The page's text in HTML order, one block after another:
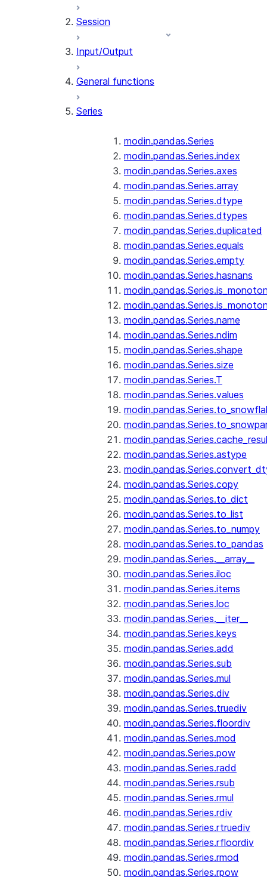
Session
Input/Output
General functions
Series
modin.pandas.Series
modin.pandas.Series.index
modin.pandas.Series.axes
modin.pandas.Series.array
modin.pandas.Series.dtype
modin.pandas.Series.dtypes
modin.pandas.Series.duplicated
modin.pandas.Series.equals
modin.pandas.Series.empty
modin.pandas.Series.hasnans
modin.pandas.Series.name
modin.pandas.Series.ndim
modin.pandas.Series.shape
modin.pandas.Series.size
modin.pandas.Series.T
modin.pandas.Series.values
modin.pandas.Series.astype
modin.pandas.Series.copy
modin.pandas.Series.to_dict
modin.pandas.Series.to_list
modin.pandas.Series.to_numpy
modin.pandas.Series.to_pandas
modin.pandas.Series.__array__
modin.pandas.Series.iloc
modin.pandas.Series.items
modin.pandas.Series.loc
modin.pandas.Series.__iter__
modin.pandas.Series.keys
modin.pandas.Series.add
modin.pandas.Series.sub
modin.pandas.Series.mul
modin.pandas.Series.div
modin.pandas.Series.truediv
modin.pandas.Series.floordiv
modin.pandas.Series.mod
modin.pandas.Series.pow
modin.pandas.Series.radd
modin.pandas.Series.rsub
modin.pandas.Series.rmul
modin.pandas.Series.rdiv
modin.pandas.Series.rtruediv
modin.pandas.Series.rfloordiv
modin.pandas.Series.rmod
modin.pandas.Series.rpow